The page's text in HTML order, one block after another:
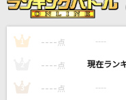
Wasted Nights
ONE OK ROCK
1 ---- 点 ----
---- 点 ----
3 ---- 点 ----